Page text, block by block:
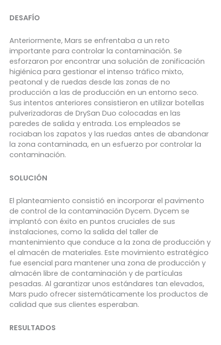
DESAFÍO
Anteriormente, Mars se enfrentaba a un reto
importante para controlar la contaminación. Se
esforzaron por encontrar una solución de zonificación
higiénica para gestionar el intenso tráfico mixto,
peatonal y de ruedas desde las zonas de no
producción a las de producción en un entorno seco.
Sus intentos anteriores consistieron en utilizar botellas
pulverizadoras de DrySan Duo colocadas en las
paredes de salida y entrada. Los empleados se
rociaban los zapatos y las ruedas antes de abandonar
la zona contaminada, en un esfuerzo por controlar la
contaminación.
SOLUCIÓN
El planteamiento consistió en incorporar el pavimento
de control de la contaminación Dycem. Dycem se
implantó con éxito en puntos cruciales de sus
instalaciones, como la salida del taller de
mantenimiento que conduce a la zona de producción y
el almacén de materiales. Este movimiento estratégico
fue esencial para mantener una zona de producción y
almacén libre de contaminación y de partículas
pesadas. Al garantizar unos estándares tan elevados,
Mars pudo ofrecer sistemáticamente los productos de
calidad que sus clientes esperaban.
RESULTADOS